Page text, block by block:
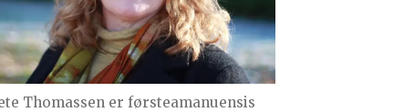
Thomassen er førsteamanuensis